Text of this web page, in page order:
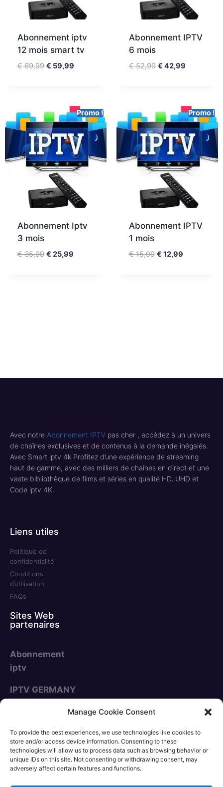
Manage Cookie Consent
To provide the best experiences, we use technologies like cookies to
store and/or access device information. Consenting to these
technologies will allow us to process data such as browsing behavior or
unique IDs on this site. Not consenting or withdrawing consent, may
adversely affect certain features and functions.
Abonnement iptv
12 mois smart tv
€69,99 € 59,99
Abonnement IPTV
6 mois
€52,99 € 42,99
Promo !
Abonnement Iptv
3 mois
€35,99 € 25,99
Promo !
Abonnement IPTV
1 mois
€15,99 € 12,99
Avec notre Abonnement IPTV pas cher , accédez à un univers
de chaînes exclusives et de contenus à la demande inégalés.
Avec Smart iptv 4k Profitez d’une expérience de streaming
haut de gamme, avec des milliers de chaînes en direct et une
vaste bibliothèque de films et séries en qualité HD, UHD et
Code iptv 4K.
Liens utiles
Politique de
confidentialité
Conditions
d’utilisation
FAQs
Sites Web
partenaires
Abonnement
iptv
IPTV GERMANY
NOUS ACCEPTONS